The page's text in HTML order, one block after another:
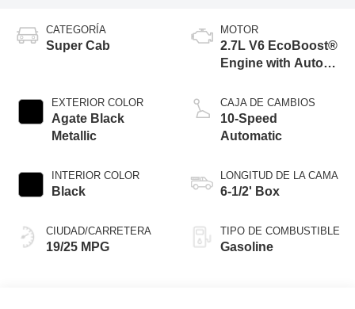
CATEGORÍA
Super Cab
EXTERIOR COLOR
Agate Black
Metallic
INTERIOR COLOR
Black
CIUDAD/CARRETERA
19/25 MPG
MOTOR
2.7L V6 EcoBoost®
Engine with Auto
Technology
CAJA DE CAMBIOS
10-Speed
Automatic
LONGITUD DE LA CAMA
6-1/2' Box
TIPO DE COMBUSTIBLE
Gasoline